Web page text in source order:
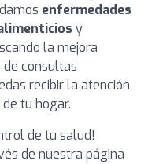
enfermedades
y
la mejora
consultas
recibir la atención
tu hogar.
de tu salud!
de nuestra página